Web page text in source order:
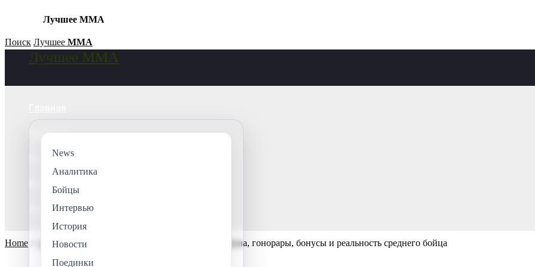
Лучшее ММА
Skip
Поиск Лучшее ММА
Лучшее ММА
Новости
Поединки
Аналитика
Home Аналитика ММА в цифрах: финансовая сторона, гонорары, бонусы и реальность среднего бойца
News
Аналитика
Бойцы
Интервью
История
Новости
Поединки